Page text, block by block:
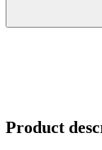
Product